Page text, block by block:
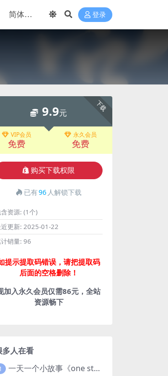
登录
下载
9.9元
VIP会员
免费
永久会员
免费
购买下载权限
已有96 人解锁下载
资源: (1个)
更新: 2025-01-22
计销量: 96
提示提取码错误，请把提取码
后面的空格删除！
加入永久会员仅需86元，全站
资源畅下
多人在看
一天一个小故事《one story a day》初中版 百度网盘分享下载